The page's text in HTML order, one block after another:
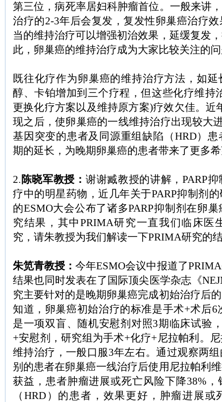
第三位，病死率居妇科肿瘤首位。一般来讲
治疗的2-3年后会复发，复发性卵巢癌治疗
当的维持治疗可以增强初治效果，延缓复发
此，卵巢癌的维持治疗成为大家比较关注的
既往化疗作为卵巢癌的维持治疗方法，如
醇、卡铂增加到三个疗程，但这些化疗维持
更换化疗方案以及维持原方案)疗效欠佳。近
现之后，使卵巢癌的一线维持治疗出现较大
基因突变的患者及同源重组缺陷（HRD）
期的延长，为晚期卵巢癌的患者带来了更多
2. 陈晓军教授： 谢谢臧教授的讲解，PARP
疗中的明星药物，近几年关于PARP抑制剂
的ESMO大会公布了诸多PARP抑制剂在卵
究结果，其中PRIMA研究一直我们临床医
究，请朱教授为我们解读一下PRIMA研究的
朱笕青教授：今年ESMO会议中报道了
结果也同时发表在了国际顶尖医学杂志《
究主要针对的是晚期卵巢癌完成初始治疗后
知道，卵巢癌初始治疗的标准是手术+术后6
是一项双盲、随机安慰剂对照3期临床试验
+安慰剂，研究组为手术+化疗+尼拉帕利。
维持治疗，一般口服3年左右。通过观察两
别的患者在卵巢癌一线治疗后使用尼拉帕利
获益，患者肿瘤进展或死亡风险下降38%
（HRD）的患者，效果更好，肿瘤进展或